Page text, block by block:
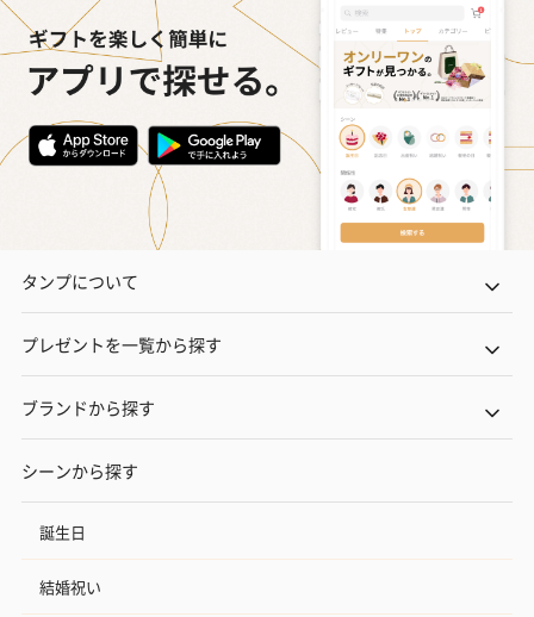
タンプについて
プレゼントを一覧から探す
ブランドから探す
シーンから探す
誕生日
結婚祝い